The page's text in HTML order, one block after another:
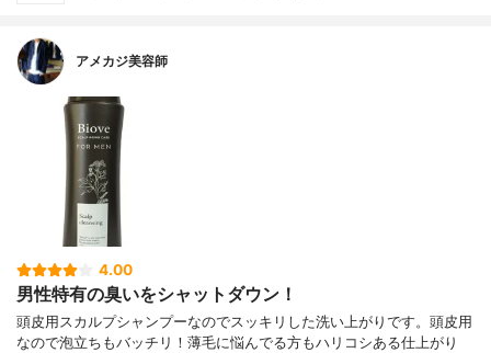
アメカジ美容師
4.00
男性特有の臭いをシャットダウン！
頭皮用スカルプシャンプーなのでスッキリした洗い上がりです。頭皮用
なので泡立ちもバッチリ！薄毛に悩んでる方もハリコシある仕上がり